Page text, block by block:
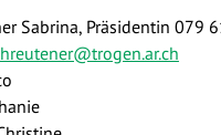
Sabrina, Präsidentin 079